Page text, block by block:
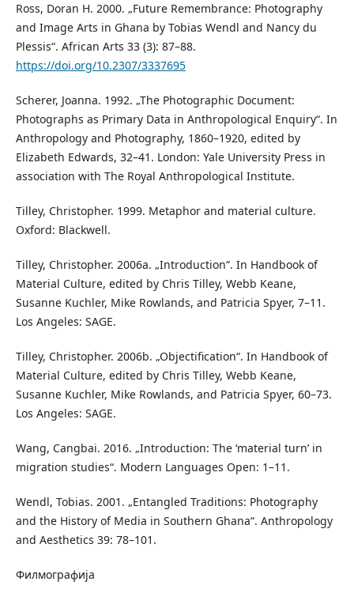
Ross, Doran H. 2000. „Future Remembrance: Photography
and Image Arts in Ghana by Tobias Wendl and Nancy du
Plessis“. African Arts 33 (3): 87–88.
https://doi.org/10.2307/3337695
Scherer, Joanna. 1992. „The Photographic Document:
Photographs as Primary Data in Anthropological Enquiry“. In
Anthropology and Photography, 1860–1920, edited by
Elizabeth Edwards, 32–41. London: Yale University Press in
association with The Royal Anthropological Institute.
Tilley, Christopher. 1999. Metaphor and material culture.
Oxford: Blackwell.
Tilley, Christopher. 2006а. „Introduction“. In Handbook of
Material Culture, edited by Chris Tilley, Webb Keane,
Susanne Kuchler, Mike Rowlands, and Patricia Spyer, 7–11.
Los Angeles: SAGE.
Tilley, Christopher. 2006b. „Objectification“. In Handbook of
Material Culture, edited by Chris Tilley, Webb Keane,
Susanne Kuchler, Mike Rowlands, and Patricia Spyer, 60–73.
Los Angeles: SAGE.
Wang, Cangbai. 2016. „Introduction: The ‘material turn’ in
migration studies“. Modern Languages Open: 1–11.
Wendl, Tobias. 2001. „Entangled Traditions: Photography
and the History of Media in Southern Ghana“. Anthropology
and Aesthetics 39: 78–101.
Филмографија